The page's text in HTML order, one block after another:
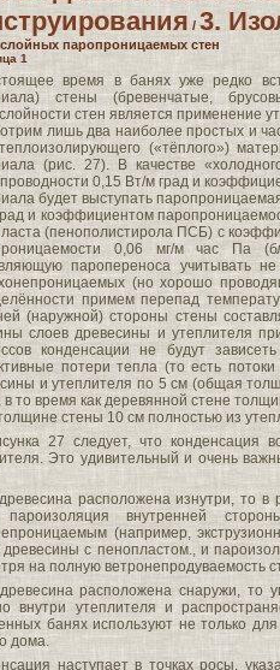
/ 3.
паропроницаемых стен
1
время в банях уже редко
стены (бревенчатые,
стен является применение
лишь два наиболее простых и
(«тёплого»)
(рис. 27). В качестве
0,15 Вт/м град и
будет выступать
и коэффициентом
(пенополистирола ПСБ) с
0,06 мг/м час Па
паропереноса учитывать
(но хорошо
примем перепад
(наружной) стороны стены
слоев древесины и утеплителя
конденсации не будут
потери тепла (то есть
и утеплителя по 5 см (общая
в то время как деревянной стене
стены 10 см полностью из
27 следует, что конденсация
Это удивительный и очень
расположена изнутри, то в
пароизоляция внутренней
(например,
древесины с пенопластом., и
на полную ветронепродуваемость
расположена снаружи, то
внутри утеплителя и
банях используют не только
дома.
наступает в точках росы,